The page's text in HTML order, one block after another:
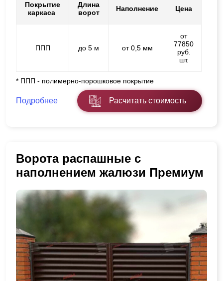
Покрытие
каркаса
Длина
ворот
Наполнение Цена
ППП до 5 м от 0,5 мм
от
77850
руб.
шт.
* ППП - полимерно-порошковое покрытие
Подробнее Расчитать стоимость
Ворота распашные с
наполнением жалюзи Премиум